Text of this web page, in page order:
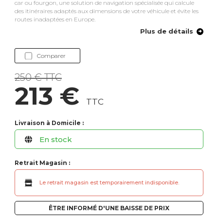
car ou fourgon, une solution de navigation spécialisée qui calcule
des itinéraires adaptés aux dimensions de votre véhicule et évite les
routes inadaptées en Europe.
Plus de détails
Comparer
250 € TTC
213 € TTC
Livraison à Domicile :
En stock
Retrait Magasin :
Le retrait magasin est temporairement indisponible.
ÊTRE INFORMÉ D'UNE BAISSE DE PRIX